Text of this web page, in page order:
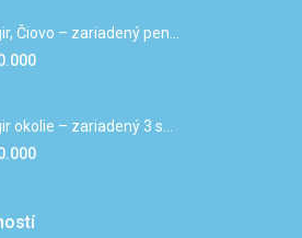
Čiovo – zariadený pen...
okolie – zariadený 3 s...